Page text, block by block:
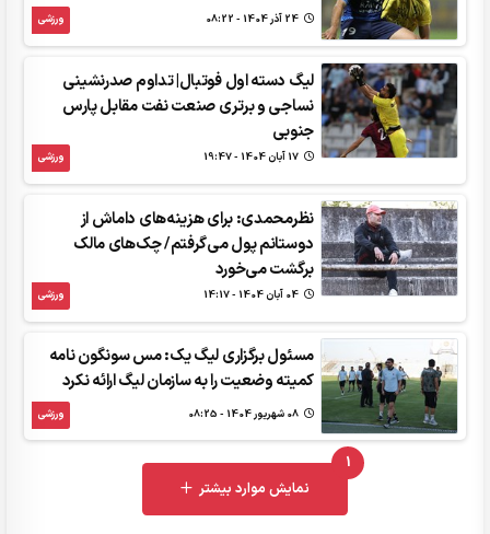
ورزشی
لیگ دسته اول فوتبال| تداوم صدرنشینی
نساجی و برتری صنعت نفت مقابل پارس
جنوبی
ورزشی
نظرمحمدی: برای هزینه‌های داماش از
دوستانم پول می‌گرفتم/ چک‌های مالک
برگشت می‌خورد
ورزشی
مسئول برگزاری لیگ یک: مس سونگون نامه
کمیته وضعیت را به سازمان لیگ ارائه نکرد
ورزشی
1
UNREAD MESSAGES
نمایش موارد بیشتر